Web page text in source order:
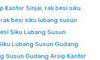
Kantor Sinjai, rak besi siku
rak besi siku lubang susun
Siku Lubang Susun
Lubang Susun Gudang
Susun Gudang Arsip Kantor